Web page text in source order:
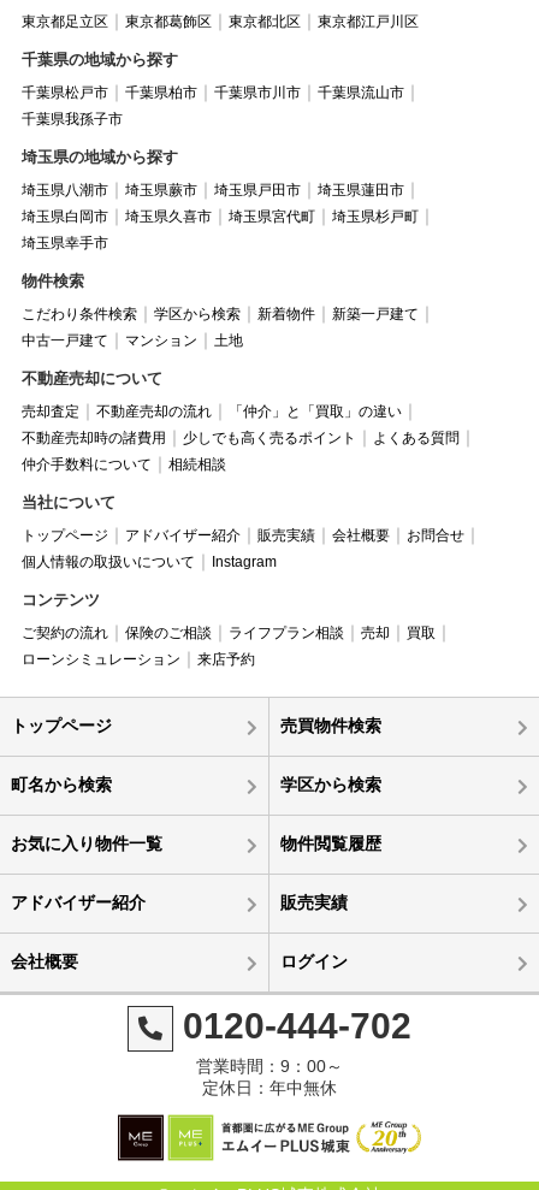
東京都足立区 東京都葛飾区 東京都北区 東京都江戸川区
千葉県の地域から探す
千葉県松戸市 千葉県柏市 千葉県市川市
千葉県流山市
千葉県我孫子市
埼玉県の地域から探す
埼玉県八潮市 埼玉県蕨市 埼玉県戸田市
埼玉県蓮田市
埼玉県白岡市
埼玉県久喜市 埼玉県宮代町
埼玉県杉戸町
埼玉県幸手市
物件検索
こだわり条件検索 学区から検索 新着物件
新築一戸建て
中古一戸建て
マンション 土地
不動産売却について
売却査定 不動産売却の流れ
「仲介」と「買取」の違い
不動産売却時の諸費用
少しでも高く売るポイント
よくある質問
仲介手数料について
相続相談
当社について
トップページ アドバイザー紹介 販売実績 会社概要
お問合せ
個人情報の取扱いについて
Instagram
コンテンツ
ご契約の流れ 保険のご相談 ライフプラン相談 売却
買取
ローンシミュレーション
来店予約
トップページ 売買物件検索
町名から検索 学区から検索
お気に入り物件一覧 物件閲覧履歴
アドバイザー紹介 販売実績
会社概要 ログイン
0120-444-702
営業時間：9：00～
定休日：年中無休